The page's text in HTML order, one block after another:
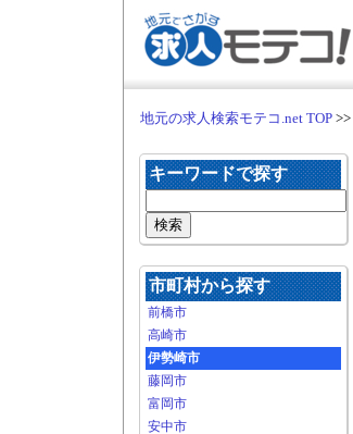
地元の求人検索モテコ.net TOP >>
キーワードで探す
市町村から探す
前橋市
高崎市
伊勢崎市
藤岡市
富岡市
安中市